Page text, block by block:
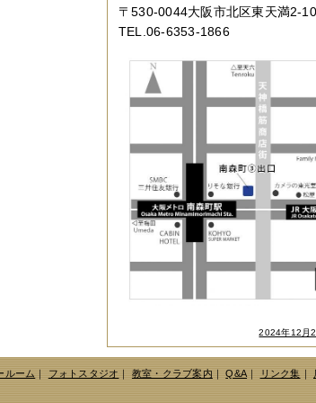
〒530-0044大阪市北区東天満2-
TEL.06-6353-1866
2024年12月
ルーム｜ フォトスタジオ｜ 教室・クラブ案内｜ Q&A｜ リンク集｜